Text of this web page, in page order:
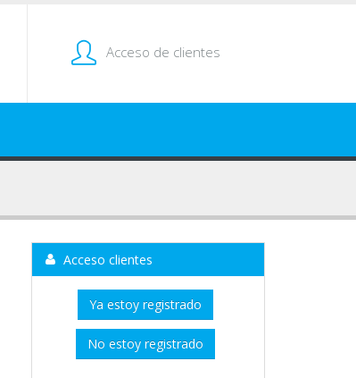
Acceso de clientes
Acceso clientes
Ya estoy registrado
No estoy registrado